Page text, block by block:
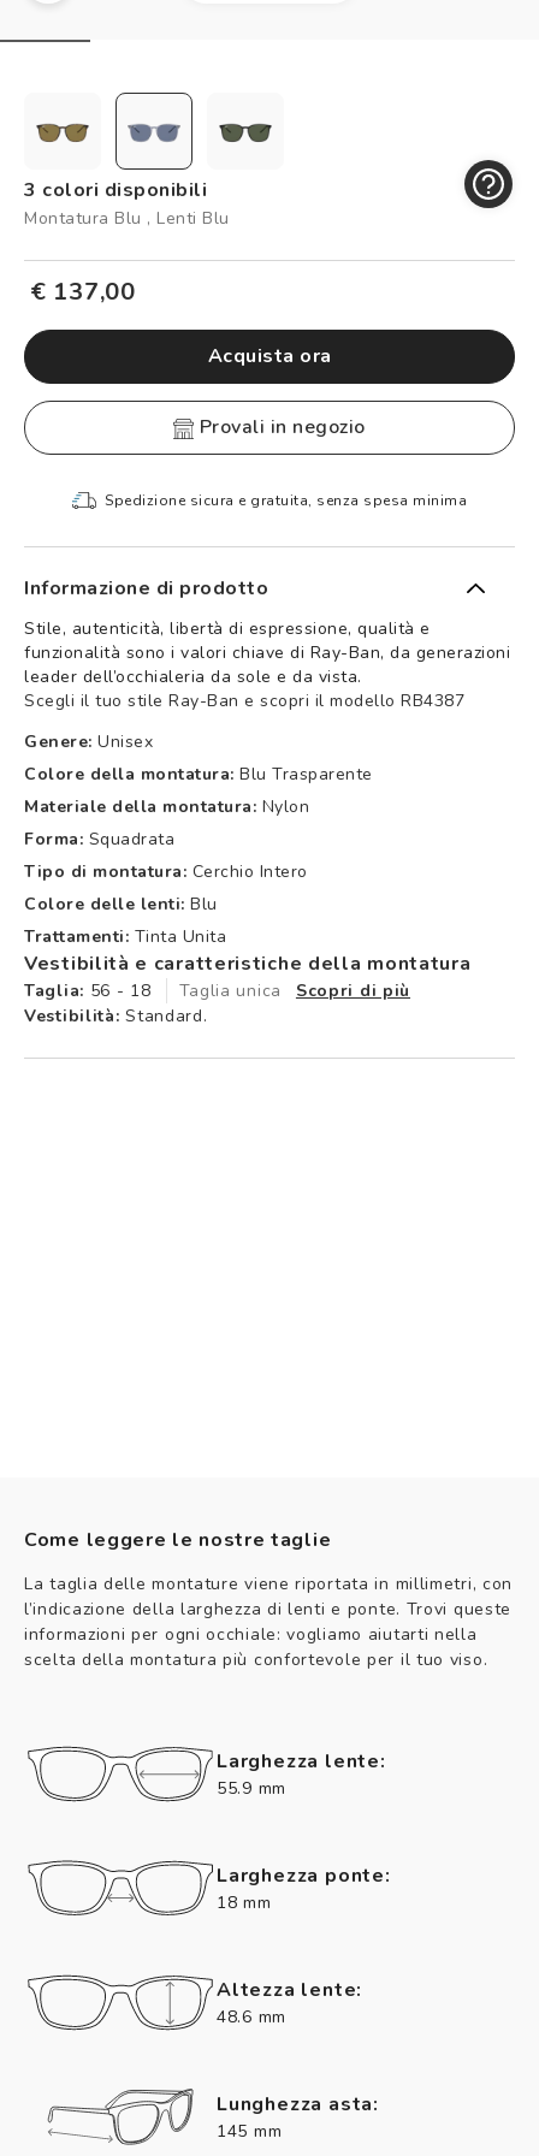
Controllo visivo
Logout
3 colori disponibili
Montatura Blu , Lenti Blu
€ 137,00
Acquista ora
provali in negozio
Spedizione sicura e gratuita, senza spesa minima
Informazione di prodotto
Stile, autenticità, libertà di espressione, qualità e
funzionalità sono i valori chiave di Ray-Ban, da generazioni
leader dell’occhialeria da sole e da vista.
Scegli il tuo stile Ray-Ban e scopri il modello RB4387
Genere: Unisex
Colore della montatura: Blu Trasparente
Materiale della montatura: Nylon
Forma: Squadrata
Tipo di montatura: Cerchio Intero
Colore delle lenti: Blu
Trattamenti: Tinta Unita
Vestibilità e caratteristiche della montatura
Taglia: 56 - 18 Taglia unica
Scopri di più
Vestibilità: Standard.
Come leggere le nostre taglie
La taglia delle montature viene riportata in millimetri, con
l’indicazione della larghezza di lenti e ponte. Trovi queste
informazioni per ogni occhiale: vogliamo aiutarti nella
scelta della montatura più confortevole per il tuo viso.
Larghezza lente:
55.9 mm
Larghezza ponte:
18 mm
Altezza lente:
48.6 mm
Lunghezza asta:
145 mm